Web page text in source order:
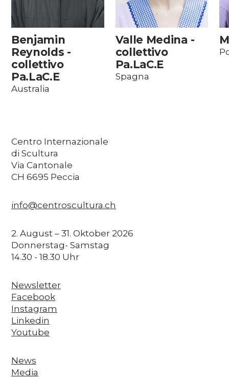
Benjamin
Reynolds -
collettivo
Pa.LaC.E
Australia
Valle Medina -
collettivo
Pa.LaC.E
Spagna
Centro Internazionale
di Scultura
Via Cantonale
CH 6695 Peccia
info@centroscultura.ch
2. August – 31. Oktober 2026
Donnerstag- Samstag
14.30 - 18.30 Uhr
Newsletter
Facebook
Instagram
Linkedin
Youtube
News
Media